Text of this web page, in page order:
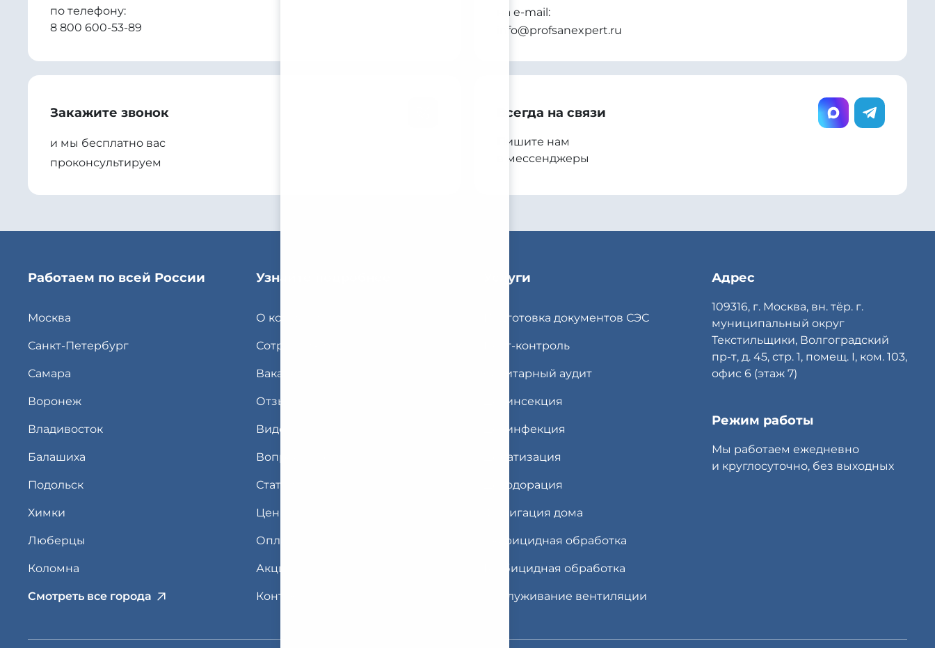
по телефону:
8 800 600-53-89
на e-mail:
info@profsanexpert.ru
Закажите звонок
и мы бесплатно вас
проконсультируем
Всегда на связи
Пишите нам
в мессенджеры
Работаем по всей России
Москва
Санкт-Петербург
Самара
Воронеж
Владивосток
Балашиха
Подольск
Химки
Люберцы
Коломна
Смотреть все города
Узнайте подробнее
О компании
Сотрудники
Вакансии
Отзывы
Видео
Вопрос-ответ
Статьи
Цены
Оплата
Акции
Контакты
Услуги
Подготовка документов СЭС
Пест-контроль
Санитарный аудит
Дезинсекция
Дезинфекция
Дератизация
Дезодорация
Фумигация дома
Акарицидная обработка
Гербицидная обработка
Обслуживание вентиляции
Адрес
109316, г. Москва, вн. тёр. г.
муниципальный округ
Текстильщики, Волгоградский
пр-т, д. 45, стр. 1, помещ. I, ком. 103,
офис 6 (этаж 7)
Режим работы
Мы работаем ежедневно
и круглосуточно, без выходных